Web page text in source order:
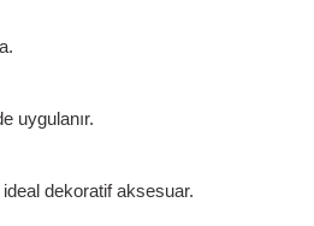
uygulanır.
ideal dekoratif aksesuar.